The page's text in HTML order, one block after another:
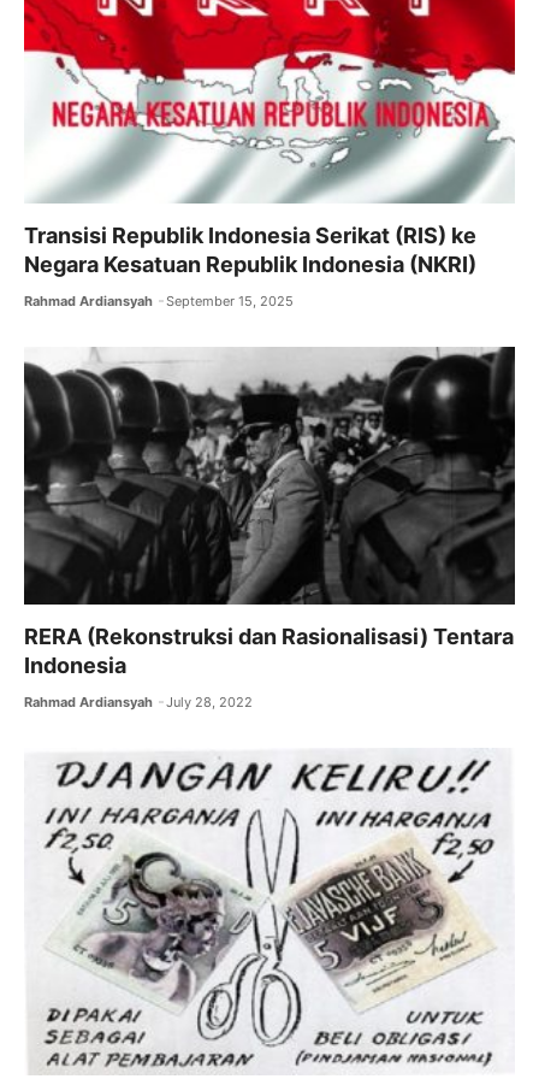
k
Transisi Republik Indonesia Serikat (RIS) ke
Negara Kesatuan Republik Indonesia (NKRI)
Rahmad Ardiansyah September 15, 2025
RERA (Rekonstruksi dan Rasionalisasi) Tentara
Indonesia
Rahmad Ardiansyah July 28, 2022